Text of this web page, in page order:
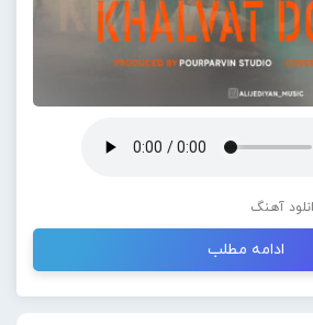
آهنگ
ادامه مطلب